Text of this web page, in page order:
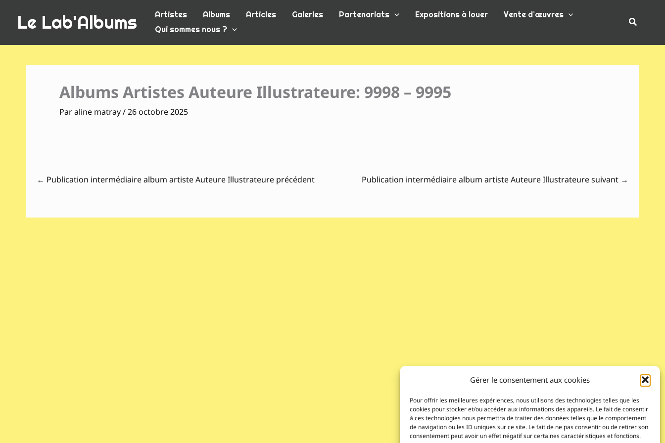
Gérer le consentement aux cookies
Pour offrir les meilleures expériences, nous utilisons des technologies telles que les
cookies pour stocker et/ou accéder aux informations des appareils. Le fait de consentir
à ces technologies nous permettra de traiter des données telles que le comportement
de navigation ou les ID uniques sur ce site. Le fait de ne pas consentir ou de retirer son
consentement peut avoir un effet négatif sur certaines caractéristiques et fonctions.
contenuLe Lab'Albums Artistes Albums Articles Galeries Partenariats Expositions à louer
Vente d’œuvres
Qui sommes nous ?
Albums Artistes Auteure Illustrateure: 9998 – 9995
Paraline matray/26 octobre 2025
← Publication intermédiaire album artiste Auteure Illustrateure précédent Publication intermédiaire album artiste Auteure Illustrateure suivant →